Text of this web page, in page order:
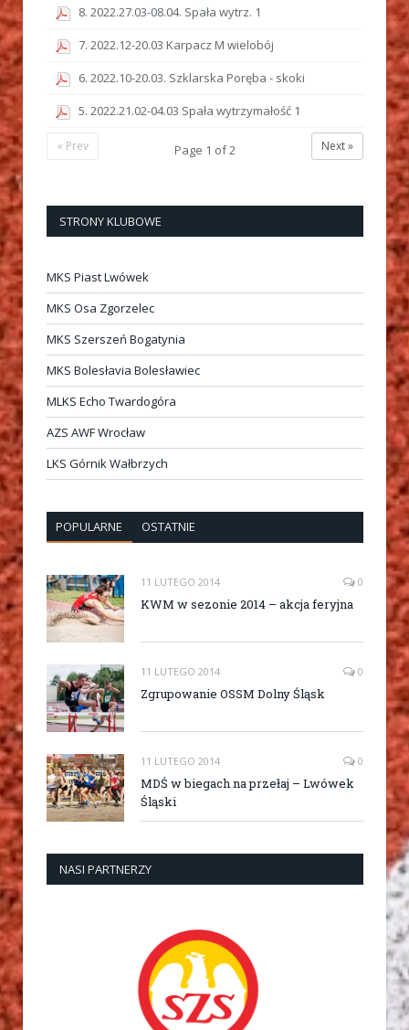
8. 2022.27.03-08.04. Spała wytrz. 1
7. 2022.12-20.03 Karpacz M wielobój
6. 2022.10-20.03. Szklarska Poręba - skoki
5. 2022.21.02-04.03 Spała wytrzymałość 1
Next »
Page 1 of2
« Prev
STRONY KLUBOWE
MKS Piast Lwówek
MKS Osa Zgorzelec
MKS Szerszeń Bogatynia
MKS Bolesłavia Bolesławiec
MLKS Echo Twardogóra
AZS AWF Wrocław
LKS Górnik Wałbrzych
POPULARNE OSTATNIE
11 LUTEGO 2014 0
KWM w sezonie 2014 – akcja feryjna
11 LUTEGO 2014 0
Zgrupowanie OSSM Dolny Śląsk
11 LUTEGO 2014 0
MDŚ w biegach na przełaj – Lwówek
Śląski
NASI PARTNERZY